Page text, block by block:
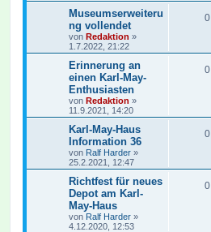
Museumserweiteru
ng vollendet
von Redaktion »
1.7.2022, 21:22
0
Erinnerung an
einen Karl-May-
Enthusiasten
von Redaktion »
11.9.2021, 14:20
0
Karl-May-Haus
Information 36
von Ralf Harder »
25.2.2021, 12:47
0
Richtfest für neues
Depot am Karl-
May-Haus
von Ralf Harder »
4.12.2020, 12:53
0